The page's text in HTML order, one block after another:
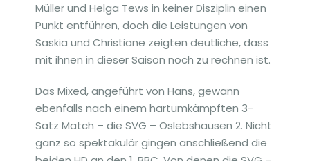
Müller und Helga Tews in keiner Disziplin einen
Punkt entführen, doch die Leistungen von
Saskia und Christiane zeigten deutliche, dass
mit ihnen in dieser Saison noch zu rechnen ist.
Das Mixed, angeführt von Hans, gewann
ebenfalls nach einem hartumkämpften 3-
Satz Match – die SVG – Oslebshausen 2. Nicht
ganz so spektakulär gingen anschließend die